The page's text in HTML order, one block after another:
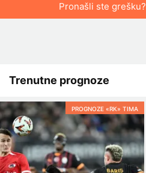
Pronašli ste grešku?
Trenutne prognoze
PROGNOZE «RK» TIMA